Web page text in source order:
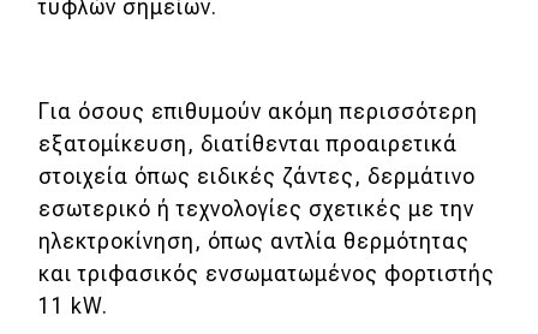
τυφλών σημείων.
Για όσους επιθυμούν ακόμη περισσότερη
εξατομίκευση, διατίθενται προαιρετικά
στοιχεία όπως ειδικές ζάντες, δερμάτινο
εσωτερικό ή τεχνολογίες σχετικές με την
ηλεκτροκίνηση, όπως αντλία θερμότητας
και τριφασικός ενσωματωμένος φορτιστής
11 kW.